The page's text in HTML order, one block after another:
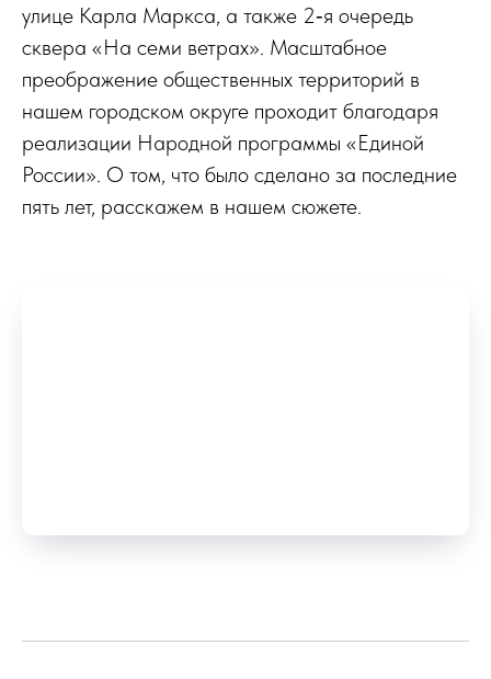
улице Карла Маркса, а также 2‑я очередь
сквера «На семи ветрах». Масштабное
преображение общественных территорий в
нашем городском округе проходит благодаря
реализации Народной программы «Единой
России». О том, что было сделано за последние
пять лет, расскажем в нашем сюжете.